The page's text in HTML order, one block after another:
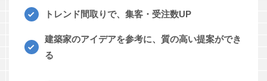
トレンド間取りで、集客・受注数UP
建築家のアイデアを参考に、質の高い提案ができ
る